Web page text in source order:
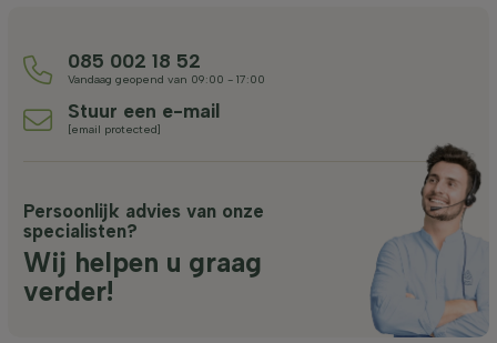
085 002 18 52
Vandaag geopend van 09:00 - 17:00
Stuur een e-mail
[email protected]
Persoonlijk advies van onze
specialisten?
Wij helpen u graag
verder!